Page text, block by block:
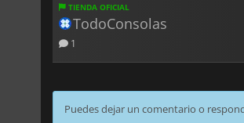
TIENDA OFICIAL
TodoConsolas
1
Puedes dejar un comentario o